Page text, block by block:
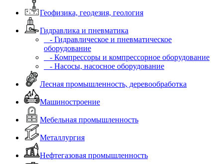
Геофизика, геодезия, геология
Гидравлика и пневматика
- Гидравлическое и пневматическое
оборудование
- Компрессоры и компрессорное оборудование
- Насосы, насосное оборудование
Лесная промышленность, деревообработка
Машиностроение
Мебельная промышленность
Металлургия
Нефтегазовая промышленность